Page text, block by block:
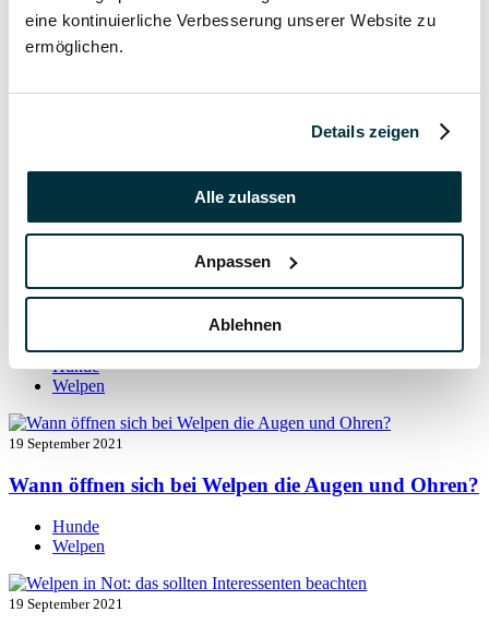
eine kontinuierliche Verbesserung unserer Website zu
ermöglichen.
Details zeigen
Alle zulassen
Anpassen
Ablehnen
Hunde
Welpen
19 September 2021
Welpen entwurmen: das müssen Sie wissen
Hunde
Welpen
19 September 2021
Wann öffnen sich bei Welpen die Augen und Ohren?
Hunde
Welpen
19 September 2021